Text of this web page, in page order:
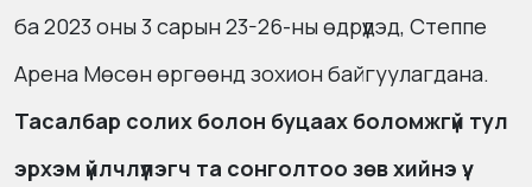
ба 2023 оны 3 сарын 23-26-ны өдрүүдэд, Степпе
Арена Мөсөн өргөөнд зохион байгуулагдана.
Тасалбар солих болон буцаах боломжгүй тул
эрхэм үйлчлүүлэгч та сонголтоо зөв хийнэ үү.